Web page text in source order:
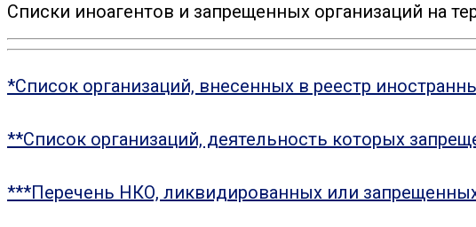
Списки иноагентов и запрещенных организаций на
*Список организаций, внесенных в реестр
**Список организаций, деятельность которых
***Перечень НКО, ликвидированных или